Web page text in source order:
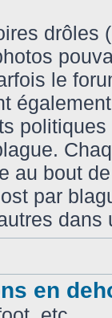
drôles
le
au bout
par
dans
en